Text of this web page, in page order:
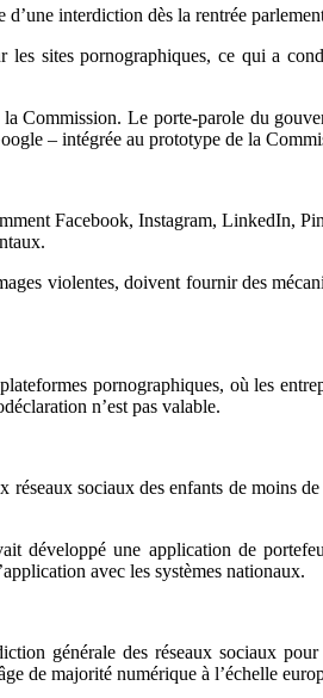
interdiction dès la rentrée
sites pornographiques, ce qui a
Le porte-parole du
– intégrée au prototype de la
Facebook, Instagram, LinkedIn,
violentes, doivent fournir des
pornographiques, où les
n’est pas valable.
sociaux des enfants de moins
développé une application de
avec les systèmes nationaux.
générale des réseaux sociaux
de majorité numérique à l’échelle